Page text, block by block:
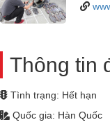
Thông tin
Tình trạng: Hết hạn
Quốc gia: Hàn Quốc